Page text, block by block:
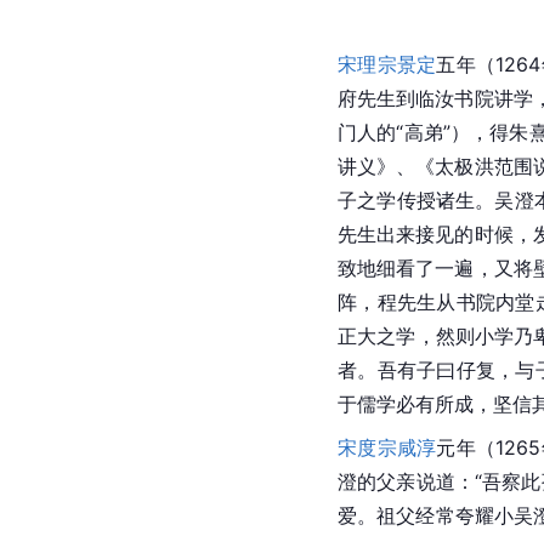
宋理宗景定五年（
府先生到临汝书院讲学
门人的“高弟”），得朱
讲义》、《太极洪范围
子之学传授诸生。吴澄
先生出来接见的时候，
致地细看了一遍，又将
阵，程先生从书院内堂
正大之学，然则小学乃
者。吾有子曰仔复，与
于儒学必有所成，坚信
宋度宗咸淳元年（
澄的父亲说道：“吾察
爱。祖父经常夸耀小吴